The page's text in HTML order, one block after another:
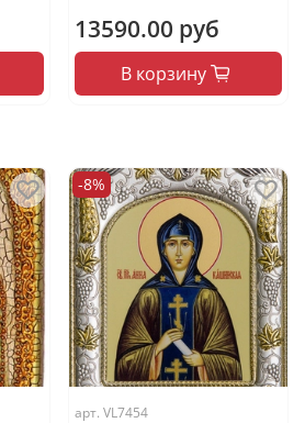
13590.00 руб
В корзину
-8%
арт. VL7454